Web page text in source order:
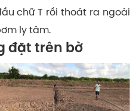
chữ T rồi thoát ra ngoài
ly tâm.
đặt trên bờ